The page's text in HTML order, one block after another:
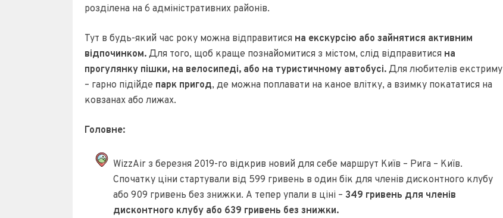
розділена на 6 адміністративних районів.
Тут в будь-який час року можна відправитися на екскурсію або зайнятися активним
відпочинком. Для того, щоб краще познайомитися з містом, слід відправитися на
прогулянку пішки, на велосипеді, або на туристичному автобусі. Для любителів екстриму
– гарно підійде парк пригод, де можна поплавати на каное влітку, а взимку покататися на
ковзанах або лижах.
Головне:
WizzAir з березня 2019-го відкрив новий для себе маршрут Київ – Рига – Київ.
Спочатку ціни стартували від 599 гривень в один бік для членів дисконтного клубу
або 909 гривень без знижки. А тепер упали в ціні – 349 гривень для членів
дисконтного клубу або 639 гривень без знижки.